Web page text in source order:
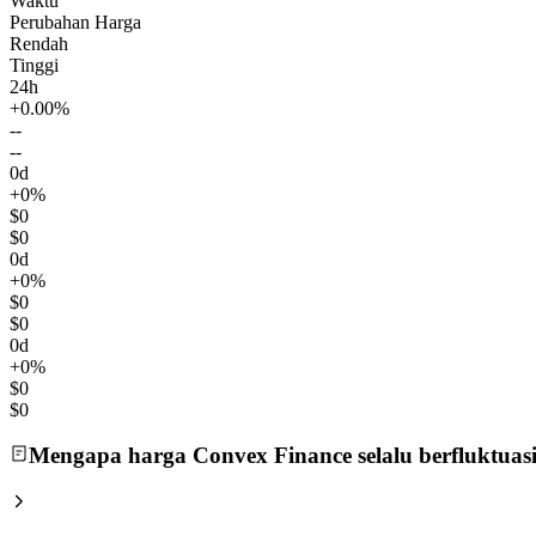
Perubahan Harga
Rendah
Tinggi
24h
+0.00%
--
--
0d
+0%
$0
$0
0d
+0%
$0
$0
0d
+0%
$0
$0
Mengapa harga Convex Finance selalu